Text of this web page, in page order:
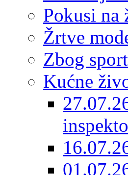
Pokusi na
Žrtve
Zbog
Kućne